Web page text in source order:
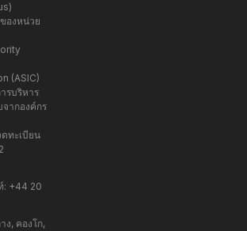
องหน่วย
(ASIC)
รบริหาร
ากองค์กร
ทะเบียน
: +44 20
ง, คองโก,